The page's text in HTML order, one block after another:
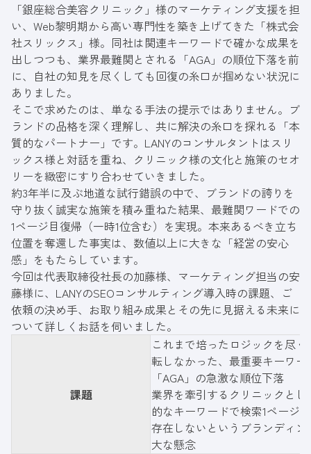
「銀座総合美容クリニック 」様のマーケティング支援を担
い、Web黎明期から高い専門性を築き上げてきた「株式会
社スリックス 」様。同社は関連キーワードで確かな成果を
出しつつも、業界最難関とされる「AGA」の順位下落を前
に、自社の知見を尽くしても回復の糸口が掴めない状況に
ありました。
そこで求めたのは、単なる手法の提示ではありません。ブ
ランドの品格を深く理解し、共に解決の糸口を探れる「本
質的なパートナー」です。LANYのコンサルタントはスリ
ックス様と対話を重ね、クリニック様の文化と施策のセオ
リーを緻密にすり合わせていきました。
約3年半に及ぶ地道な試行錯誤の中で、ブランドの誇りを
守り抜く誠実な施策を積み重ねた結果、最難関ワードでの
1ページ目復帰（一時1位含む）を実現。本来あるべき立ち
位置を奪還した事実は、数値以上に大きな「経営の安心
感」をもたらしています。
今回は代表取締役社長の加藤様、マーケティング担当の安
藤様に、LANYのSEOコンサルティング導入時の課題、ご
依頼の決め手、お取り組み成果とその先に見据える未来に
ついて詳しくお話を伺いました。
課題
これまで培ったロジックを尽
転しなかった、最重要キーワー
「AGA」の急激な順位下落
業界を牽引するクリニックとし
的なキーワードで検索1ページ
存在しないというブランディン
大な懸念